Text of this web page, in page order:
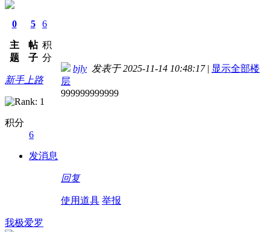
0
主
题
5
帖
子
6
积
分
新手上路
积分
6
发消息
bjly 发表于 2025-11-14 10:48:17 | 显示全部楼
层
999999999999
回复
使用道具 举报
我极爱罗